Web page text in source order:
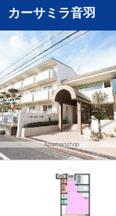
カーサミラ音羽